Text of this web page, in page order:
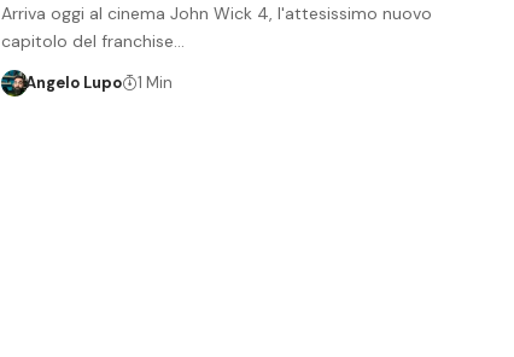
Arriva oggi al cinema John Wick 4, l'attesissimo nuovo
capitolo del franchise…
Angelo Lupo 1 Min